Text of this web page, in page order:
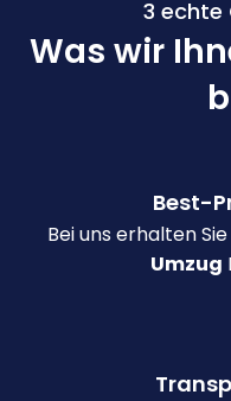
3 echte
Was wir
Best-
Bei uns erhalten
Umzug